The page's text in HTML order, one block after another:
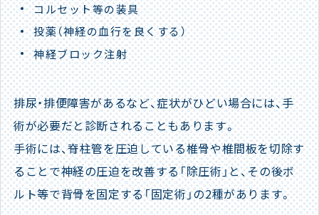
コルセット等の装具
投薬（神経の血行を良くする）
神経ブロック注射
排尿・排便障害があるなど、症状がひどい場合には、手
術が必要だと診断されることもあります。
手術には、脊柱管を圧迫している椎骨や椎間板を切除す
ることで神経の圧迫を改善する「除圧術」と、その後ボ
ルト等で背骨を固定する「固定術」の2種があります。